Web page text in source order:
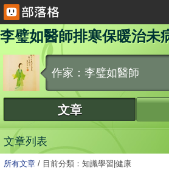
李璧如醫師排寒保暖治未
作家：李璧如醫師
文章
文章列表
所有文章 / 目前分類：知識學習|健康